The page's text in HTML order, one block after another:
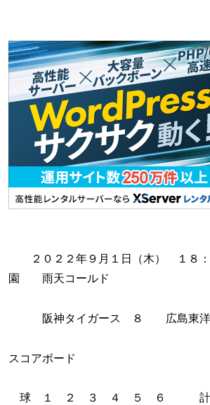
２０２２年９月１日（木） １８
園 雨天コールド
阪神タイガース ８ 広島東洋
スコアボード
球 １ ２ ３ ４ ５ ６